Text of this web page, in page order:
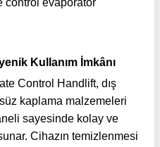
Kullanım İmkânı
Control Handlift, dış
kaplama malzemeleri
sayesinde kolay ve
Cihazın temizlenmesi